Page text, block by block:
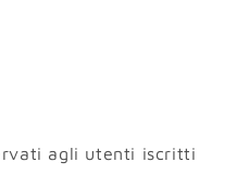
agli utenti iscritti